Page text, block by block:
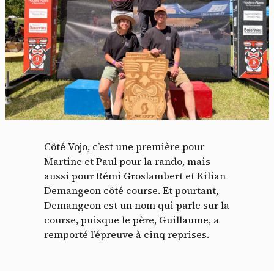
Côté Vojo, c’est une première pour
Martine et Paul pour la rando, mais
aussi pour Rémi Groslambert et Kilian
Demangeon côté course. Et pourtant,
Demangeon est un nom qui parle sur la
course, puisque le père, Guillaume, a
remporté l’épreuve à cinq reprises.